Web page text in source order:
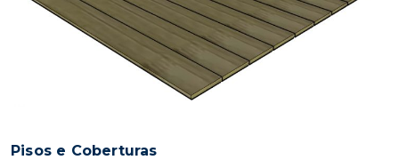
Pisos e Coberturas